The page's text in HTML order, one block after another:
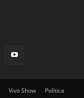
Vivo Show
Política